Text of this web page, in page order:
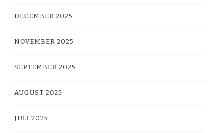
DECEMBER 2025
NOVEMBER 2025
SEPTEMBER 2025
AUGUST 2025
JULI 2025